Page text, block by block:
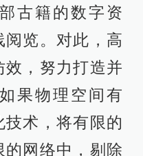
古籍的数字资
览。对此，高
，努力打造并
果物理空间有
术，将有限的
网络中，剔除